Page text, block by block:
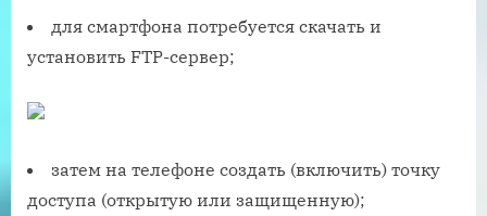
для смартфона потребуется скачать и
установить FTP-сервер;
затем на телефоне создать (включить) точку
доступа (открытую или защищенную);